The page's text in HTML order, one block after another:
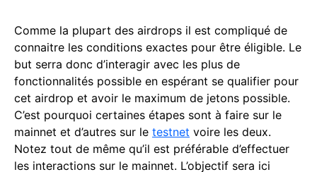
Comme la plupart des airdrops il est compliqué de
connaitre les conditions exactes pour être éligible. Le
but serra donc d’interagir avec les plus de
fonctionnalités possible en espérant se qualifier pour
cet airdrop et avoir le maximum de jetons possible.
C’est pourquoi certaines étapes sont à faire sur le
mainnet et d’autres sur le testnet voire les deux.
Notez tout de même qu’il est préférable d’effectuer
les interactions sur le mainnet. L’objectif sera ici